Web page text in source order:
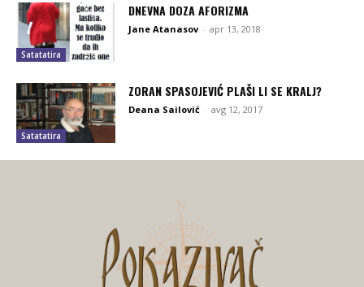
Satatatira
DNEVNA DOZA AFORIZMA
Jane Atanasov - apr 13, 2018
Satatatira
ZORAN SPASOJEVIĆ PLAŠI LI SE KRALJ?
Deana Sailović - avg 12, 2017